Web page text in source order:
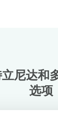
尼达和
选项